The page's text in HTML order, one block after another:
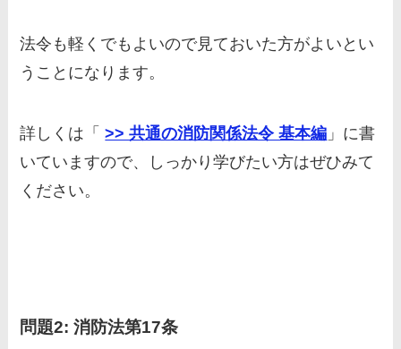
法令も軽くでもよいので見ておいた方がよいとい
うことになります。
詳しくは「>> 共通の消防関係法令 基本編 」に書
いていますので、しっかり学びたい方はぜひみて
ください。
問題2: 消防法第17条